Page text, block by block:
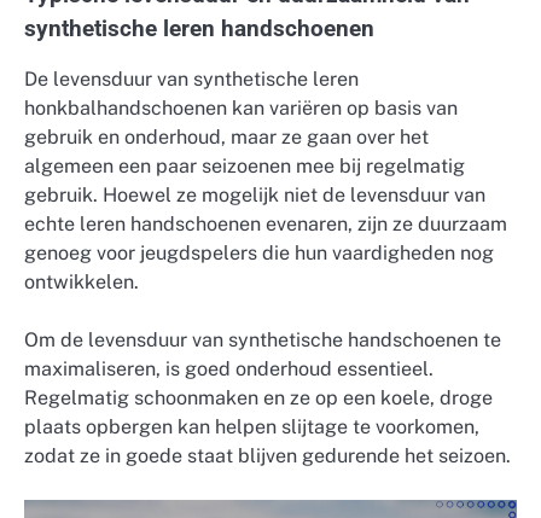
synthetische leren handschoenen
De levensduur van synthetische leren
honkbalhandschoenen kan variëren op basis van
gebruik en onderhoud, maar ze gaan over het
algemeen een paar seizoenen mee bij regelmatig
gebruik. Hoewel ze mogelijk niet de levensduur van
echte leren handschoenen evenaren, zijn ze duurzaam
genoeg voor jeugdspelers die hun vaardigheden nog
ontwikkelen.
Om de levensduur van synthetische handschoenen te
maximaliseren, is goed onderhoud essentieel.
Regelmatig schoonmaken en ze op een koele, droge
plaats opbergen kan helpen slijtage te voorkomen,
zodat ze in goede staat blijven gedurende het seizoen.